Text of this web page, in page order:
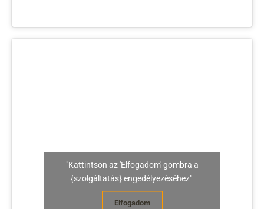
"Kattintson az 'Elfogadom' gombra a
{szolgáltatás} engedélyezéséhez"
Elfogadom